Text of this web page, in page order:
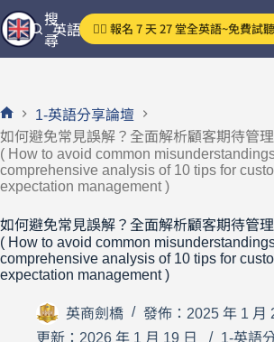
跳
至
主
容
英語分享論壇
搜
尋
👉🏻 報名 7 天 27 堂全英語~免費試聽
首
頁
1-英語分享論壇
如何避免常見誤解？全面解析顧客期待管
( How to avoid common
comprehensive analysis of 10 tips for
expectation management )
如何避免常見誤解？全面解析顧客期待管
( How to avoid common
comprehensive analysis of 10 tips for
expectation management )
英商劍橋
發佈：2025 年 1 月
更新：2026 年 1 月 19 日
1-英語